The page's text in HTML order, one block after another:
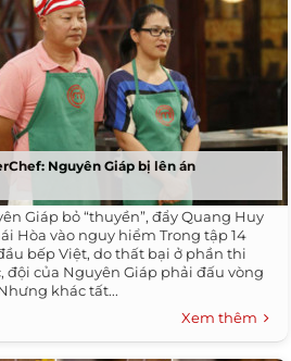
Nguyên Giáp bị lên án
Giáp bỏ “thuyền”, đẩy Quang Huy
Hòa vào nguy hiểm Trong tập 14
bếp Việt, do thất bại ở phần thi
đội của Nguyên Giáp phải đấu vòng
khác tất...
Xem thêm